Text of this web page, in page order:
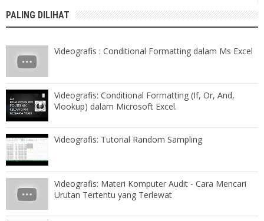
PALING DILIHAT
Videografis : Conditional Formatting dalam Ms Excel
Videografis: Conditional Formatting (If, Or, And,
Vlookup) dalam Microsoft Excel.
Videografis: Tutorial Random Sampling
Videografis: Materi Komputer Audit - Cara Mencari
Urutan Tertentu yang Terlewat